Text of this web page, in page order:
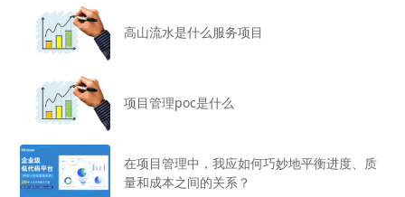
高山流水是什么服务项目
项目管理poc是什么
在项目管理中，我应如何巧妙地平衡进度、质
量和成本之间的关系？